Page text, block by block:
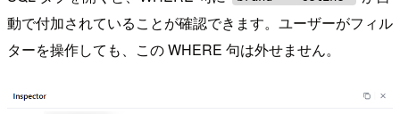
動で付加されていることが確認できます。ユーザーがフィル
ターを操作しても、この WHERE 句は外せません。